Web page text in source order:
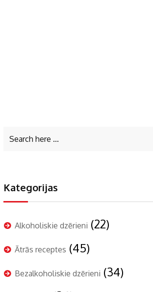
Kategorijas
Alkoholiskie dzērieni (22)
Ātrās receptes (45)
Bezalkoholiskie dzērieni (34)